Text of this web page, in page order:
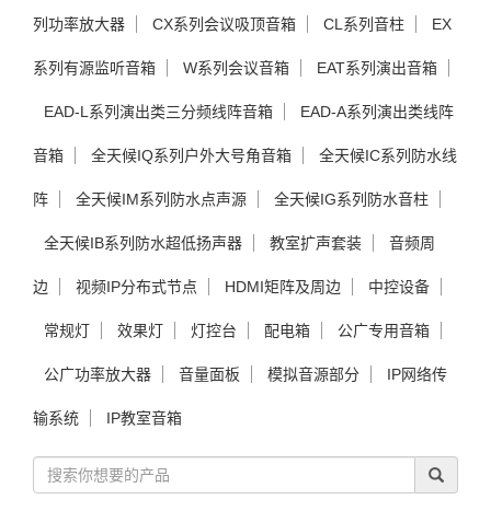
列功率放大器 CX系列会议吸顶音箱 CL系列音柱 EX
系列有源监听音箱 W系列会议音箱 EAT系列演出音箱
EAD-L系列演出类三分频线阵音箱 EAD-A系列演出类线阵
音箱 全天候IQ系列户外大号角音箱 全天候IC系列防水线
阵 全天候IM系列防水点声源 全天候IG系列防水音柱
全天候IB系列防水超低扬声器 教室扩声套装 音频周
边 视频IP分布式节点 HDMI矩阵及周边 中控设备
常规灯 效果灯 灯控台 配电箱 公广专用音箱
公广功率放大器 音量面板 模拟音源部分 IP网络传
输系统 IP教室音箱